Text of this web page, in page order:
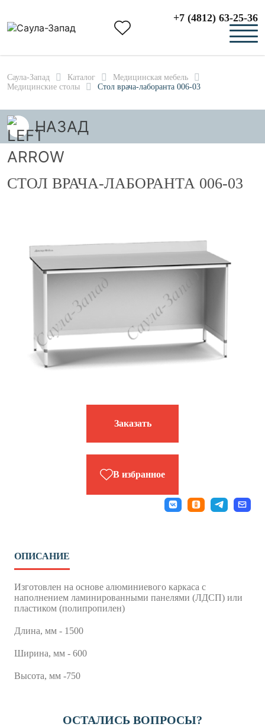
+7 (4812) 63-25-36
Саула-Запад Каталог
Медицинская мебель
Медицинские столы
Стол врача-лаборанта 006-03
НАЗАД
СТОЛ ВРАЧА-ЛАБОРАНТА 006-03
Заказать
В избранное
ОПИСАНИЕ
Изготовлен на основе алюминиевого каркаса с
наполнением ламинированными панелями (ЛДСП) или
пластиком (полипропилен)
Длина, мм - 1500
Ширина, мм - 600
Высота, мм -750
ОСТАЛИСЬ ВОПРОСЫ?